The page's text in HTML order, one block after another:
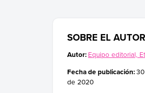
SOBRE EL AUTOR
Autor: Equipo editorial,
Fecha de publicación:
de 2020